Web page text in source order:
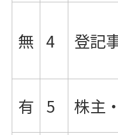
無 4 登記
有 5 株主